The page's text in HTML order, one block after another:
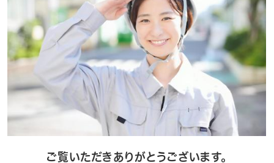
ご覧いただきありがとうございます。